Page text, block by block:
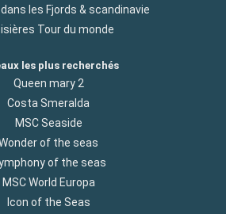
les Fjords & scandinavie
Tour du monde
les plus recherchés
Queen mary 2
Costa Smeralda
MSC Seaside
of the seas
of the seas
MSC World Europa
Icon of the Seas